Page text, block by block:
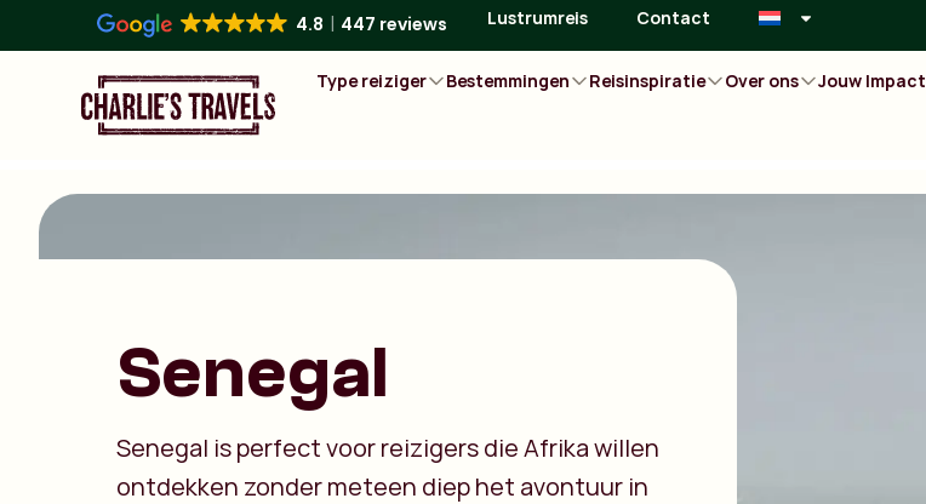
4.8 447 reviews Lustrumreis Contact
Type reiziger Bestemmingen Reisinspiratie Over ons
Jouw Impact
Senegal
Senegal is perfect voor reizigers die Afrika willen
ontdekken zonder meteen diep het avontuur in